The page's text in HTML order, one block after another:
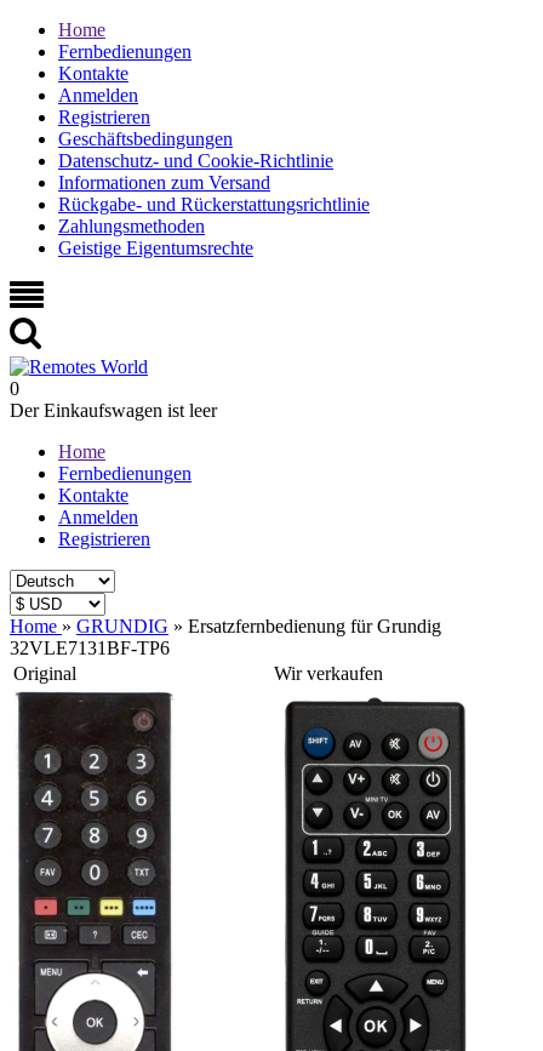
Home
Fernbedienungen
Kontakte
Anmelden
Registrieren
Geschäftsbedingungen
Datenschutz- und Cookie-Richtlinie
Informationen zum Versand
Rückgabe- und Rückerstattungsrichtlinie
Zahlungsmethoden
Geistige Eigentumsrechte
0
Der Einkaufswagen ist leer
Home
Fernbedienungen
Kontakte
Anmelden
Registrieren
Home » GRUNDIG » Ersatzfernbedienung für Grundig
32VLE7131BF-TP6
Original
Wir verkaufen